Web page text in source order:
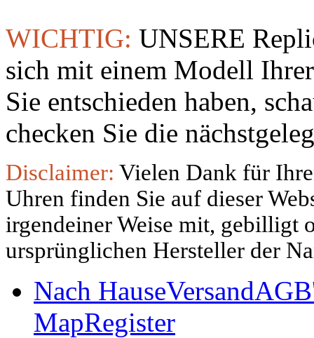
WICHTIG: UNSERE
sich mit einem Modell
Sie entschieden haben,
checken Sie die
Disclaimer: Vielen Dank für
Uhren finden Sie auf dieser
irgendeiner Weise mit, gebilligt
ursprünglichen Hersteller der
Nach HauseVersand
MapRegister